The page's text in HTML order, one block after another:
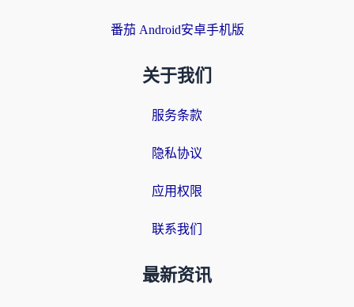
番茄 Android安卓手机版
关于我们
服务条款
隐私协议
应用权限
联系我们
最新资讯